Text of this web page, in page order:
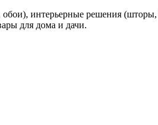
интерьерные решения (шторы,
для дома и дачи.